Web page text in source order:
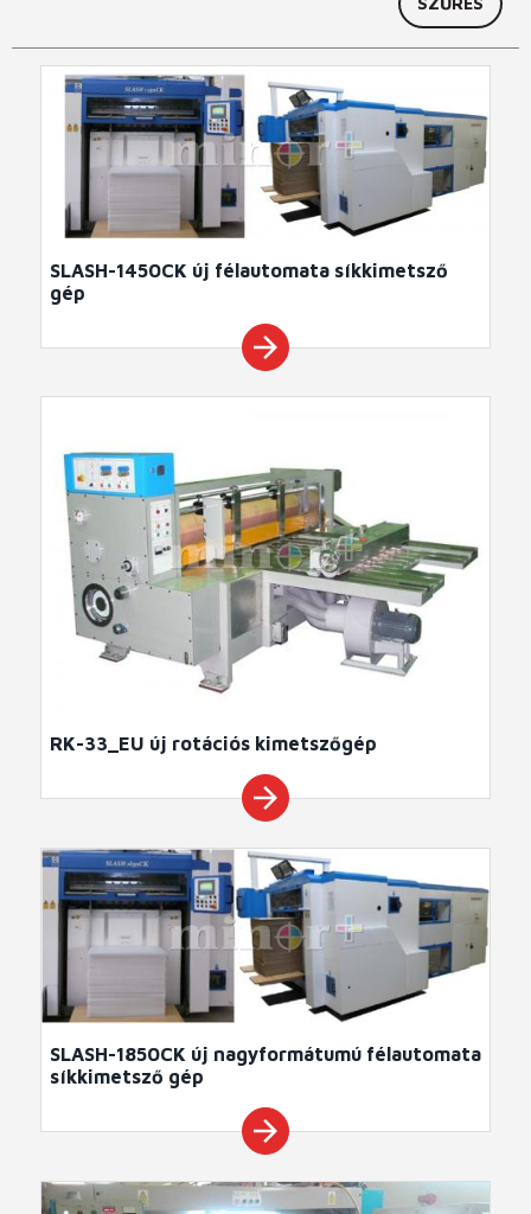
SLASH-1450CK új félautomata síkkimetsző
gép
arrow_forward
RK-33_EU új rotációs kimetszőgép
arrow_forward
SLASH-1850CK új nagyformátumú félautomata
síkkimetsző gép
arrow_forward